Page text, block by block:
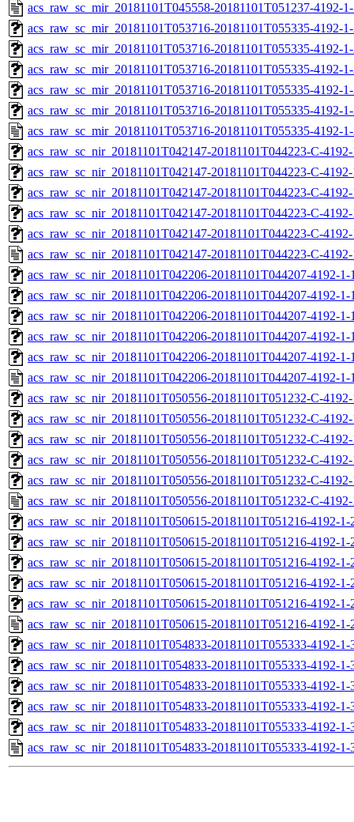
acs_raw_sc_mir_20181101T045558-20181101T051237-4192-
acs_raw_sc_mir_20181101T053716-20181101T055335-4192-
acs_raw_sc_mir_20181101T053716-20181101T055335-4192-
acs_raw_sc_mir_20181101T053716-20181101T055335-4192-
acs_raw_sc_mir_20181101T053716-20181101T055335-4192-
acs_raw_sc_mir_20181101T053716-20181101T055335-4192-
acs_raw_sc_mir_20181101T053716-20181101T055335-4192-
acs_raw_sc_nir_20181101T042147-20181101T044223-C-
acs_raw_sc_nir_20181101T042147-20181101T044223-C-
acs_raw_sc_nir_20181101T042147-20181101T044223-C-
acs_raw_sc_nir_20181101T042147-20181101T044223-C-
acs_raw_sc_nir_20181101T042147-20181101T044223-C-
acs_raw_sc_nir_20181101T042147-20181101T044223-C-
acs_raw_sc_nir_20181101T042206-20181101T044207-4192-
acs_raw_sc_nir_20181101T042206-20181101T044207-4192-
acs_raw_sc_nir_20181101T042206-20181101T044207-4192-1-
acs_raw_sc_nir_20181101T042206-20181101T044207-4192-1-
acs_raw_sc_nir_20181101T042206-20181101T044207-4192-1-
acs_raw_sc_nir_20181101T042206-20181101T044207-4192-1-
acs_raw_sc_nir_20181101T050556-20181101T051232-C-
acs_raw_sc_nir_20181101T050556-20181101T051232-C-
acs_raw_sc_nir_20181101T050556-20181101T051232-C-
acs_raw_sc_nir_20181101T050556-20181101T051232-C-
acs_raw_sc_nir_20181101T050556-20181101T051232-C-
acs_raw_sc_nir_20181101T050556-20181101T051232-C-
acs_raw_sc_nir_20181101T050615-20181101T051216-4192-
acs_raw_sc_nir_20181101T050615-20181101T051216-4192-
acs_raw_sc_nir_20181101T050615-20181101T051216-4192-1-
acs_raw_sc_nir_20181101T050615-20181101T051216-4192-1-
acs_raw_sc_nir_20181101T050615-20181101T051216-4192-1-
acs_raw_sc_nir_20181101T050615-20181101T051216-4192-1-
acs_raw_sc_nir_20181101T054833-20181101T055333-4192-
acs_raw_sc_nir_20181101T054833-20181101T055333-4192-
acs_raw_sc_nir_20181101T054833-20181101T055333-4192-1-
acs_raw_sc_nir_20181101T054833-20181101T055333-4192-1-
acs_raw_sc_nir_20181101T054833-20181101T055333-4192-1-
acs_raw_sc_nir_20181101T054833-20181101T055333-4192-1-